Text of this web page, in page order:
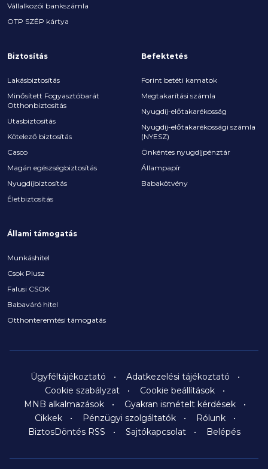
Vállalkozói bankszámla
OTP SZÉP kártya
Biztosítás
Lakásbiztosítás
Minősített Fogyasztóbarát
Otthonbiztosítás
Utasbiztosítás
Kötelező biztosítás
Casco
Magán egészségbiztosítás
Nyugdíjbiztosítás
Életbiztosítás
Befektetés
Forint betéti kamatok
Megtakarítási számla
Nyugdíj-előtakarékosság
Nyugdíj-előtakarékossági számla
(NYESZ)
Önkéntes nyugdíjpénztár
Állampapír
Babakötvény
Állami támogatás
Munkáshitel
Csok Plusz
Falusi CSOK
Babaváró hitel
Otthonteremtési támogatás
Ügyféltájékoztató
Adatkezelési tájékoztató
Cookie szabályzat
Cookie beállítások
MNB alkalmazások
Gyakran ismételt kérdések
Cikkek
Pénzügyi szolgáltatók
Rólunk
BiztosDöntés RSS
Sajtókapcsolat Belépés